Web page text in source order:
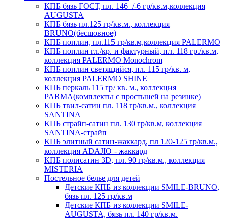
КПБ бязь ГОСТ, пл. 146+/-6 гр/кв.м,коллекция
AUGUSTA
КПБ бязь пл.125 гр/кв.м., коллекция
BRUNO(бесшовное)
КПБ поплин, пл.115 гр/кв.м,коллекция PALERMO
КПБ поплин гл./кр. и фактурный, пл. 118 гр./кв.м,
коллекция PALERMO Monochrom
КПБ поплин светящийся, пл. 115 гр/кв. м,
коллекция PALERMO SHINE
КПБ перкаль 115 гр/ кв. м., коллекция
PARMA(комплекты с простыней на резинке)
КПБ твил-сатин пл. 118 гр/кв.м., коллекция
SANTINA
КПБ страйп-сатин пл. 130 гр/кв.м, коллекция
SANTINA-страйп
КПБ элитный сатин-жаккард, пл 120-125 гр/кв.м.,
коллекция ADAJIO - жаккард
КПБ полисатин 3D, пл. 90 гр/кв.м., коллекция
MISTERIA
Постельное белье для детей
Детские КПБ из коллекции SMILE-BRUNO,
бязь пл. 125 гр/кв.м
Детские КПБ из коллекции SMILE-
AUGUSTA, бязь пл. 140 гр/кв.м.